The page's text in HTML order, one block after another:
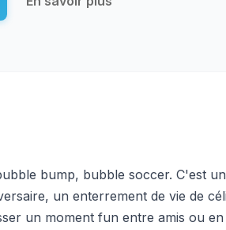
bump, bubble soccer. C'est
un enterrement de vie de
un moment fun entre amis ou en